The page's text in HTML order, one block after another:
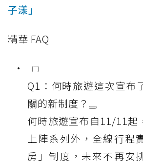
子漾」
精華 FAQ
Q1：何時旅遊這次宣布
關的新制度？
何時旅遊宣布自11/11起
上陣系列外，全線行程
房」制度，未來不再安